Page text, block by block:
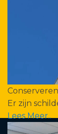
Er zijn
Lees Meer..